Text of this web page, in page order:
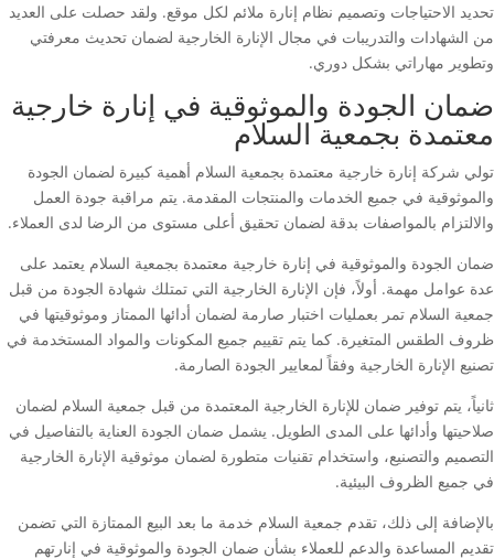
تحديد الاحتياجات وتصميم نظام إنارة ملائم لكل موقع. ولقد حصلت على العديد
من الشهادات والتدريبات في مجال الإنارة الخارجية لضمان تحديث معرفتي
وتطوير مهاراتي بشكل دوري.
ضمان الجودة والموثوقية في إنارة خارجية
معتمدة بجمعية السلام
تولي شركة إنارة خارجية معتمدة بجمعية السلام أهمية كبيرة لضمان الجودة
والموثوقية في جميع الخدمات والمنتجات المقدمة. يتم مراقبة جودة العمل
والالتزام بالمواصفات بدقة لضمان تحقيق أعلى مستوى من الرضا لدى العملاء.
ضمان الجودة والموثوقية في إنارة خارجية معتمدة بجمعية السلام يعتمد على
عدة عوامل مهمة. أولاً، فإن الإنارة الخارجية التي تمتلك شهادة الجودة من قبل
جمعية السلام تمر بعمليات اختبار صارمة لضمان أدائها الممتاز وموثوقيتها في
ظروف الطقس المتغيرة. كما يتم تقييم جميع المكونات والمواد المستخدمة في
تصنيع الإنارة الخارجية وفقاً لمعايير الجودة الصارمة.
ثانياً، يتم توفير ضمان للإنارة الخارجية المعتمدة من قبل جمعية السلام لضمان
صلاحيتها وأدائها على المدى الطويل. يشمل ضمان الجودة العناية بالتفاصيل في
التصميم والتصنيع، واستخدام تقنيات متطورة لضمان موثوقية الإنارة الخارجية
في جميع الظروف البيئية.
بالإضافة إلى ذلك، تقدم جمعية السلام خدمة ما بعد البيع الممتازة التي تضمن
تقديم المساعدة والدعم للعملاء بشأن ضمان الجودة والموثوقية في إنارتهم